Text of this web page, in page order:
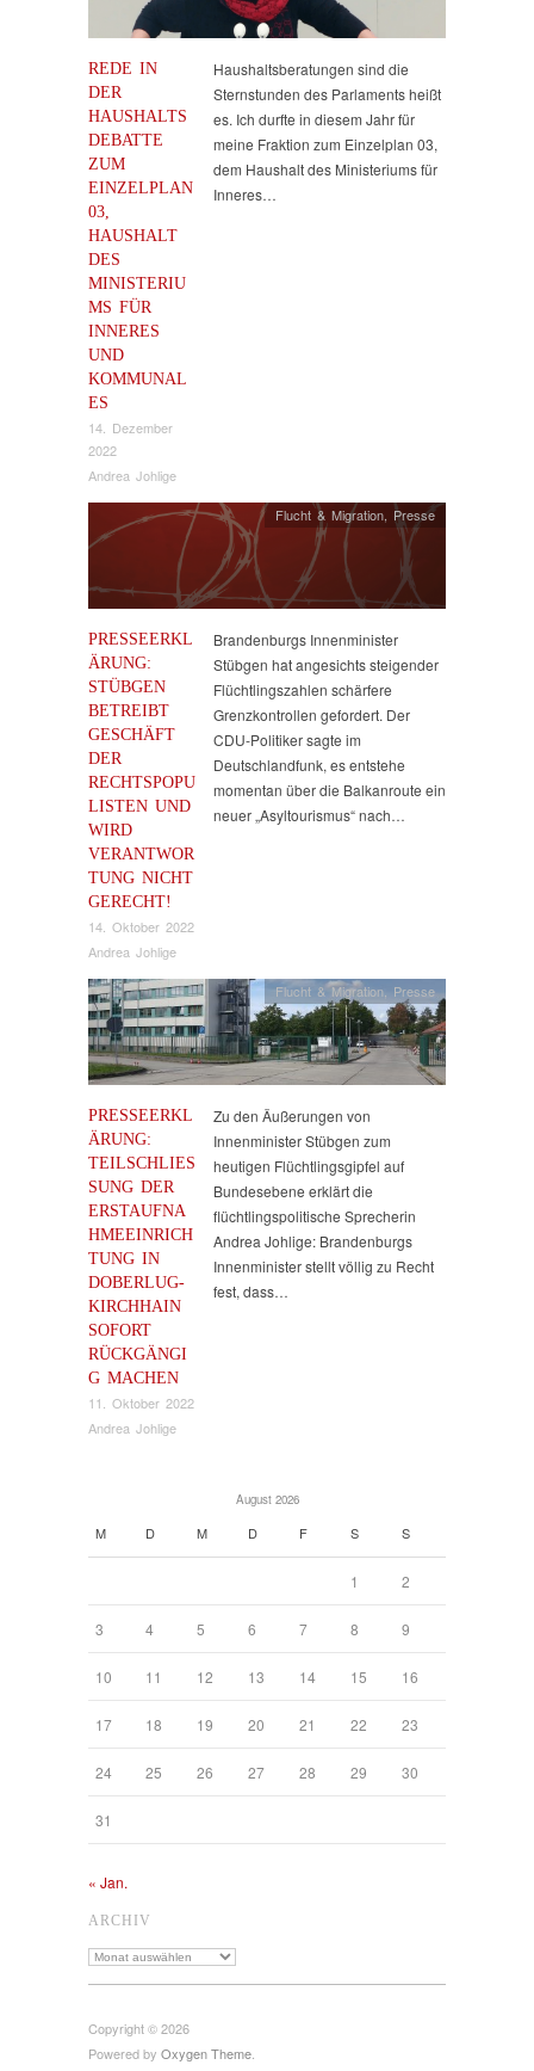
REDE IN
DER
HAUSHALTS
DEBATTE
ZUM
EINZELPLAN
03,
HAUSHALT
DES
MINISTERIU
MS FÜR
INNERES
UND
KOMMUNAL
ES
14. Dezember
2022
Andrea Johlige
Haushaltsberatungen sind die
Sternstunden des Parlaments heißt
es. Ich durfte in diesem Jahr für
meine Fraktion zum Einzelplan 03,
dem Haushalt des Ministeriums für
Inneres…
PRESSEERKL
ÄRUNG:
STÜBGEN
BETREIBT
GESCHÄFT
DER
RECHTSPOPU
LISTEN UND
WIRD
VERANTWOR
TUNG NICHT
GERECHT!
14. Oktober 2022
Andrea Johlige
Flucht & Migration, Presse
Brandenburgs Innenminister
Stübgen hat angesichts steigender
Flüchtlingszahlen schärfere
Grenzkontrollen gefordert. Der
CDU-Politiker sagte im
Deutschlandfunk, es entstehe
momentan über die Balkanroute ein
neuer „Asyltourismus“ nach…
PRESSEERKL
ÄRUNG:
TEILSCHLIESS
UNG DER E
RSTAUFNAH
MEEINRICHT
UNG IN D
OBERLUG-K
IRCHHAIN S
OFORT R
ÜCKGÄNGIG
MACHEN
11. Oktober 2022
Andrea Johlige
Flucht & Migration, Presse
Zu den Äußerungen von
Innenminister Stübgen zum
heutigen Flüchtlingsgipfel auf
Bundesebene erklärt die
flüchtlingspolitische Sprecherin
Andrea Johlige: Brandenburgs
Innenminister stellt völlig zu Recht
fest, dass…
August 2026
M D M D F S S
1 2
3 4 5 6 7 8 9
10 11 12 13 14 15 16
17 18 19 20 21 22 23
24 25 26 27 28 29 30
31
« Jan.
ARCHIV
Archiv
Copyright © 2026
Powered by Oxygen Theme.